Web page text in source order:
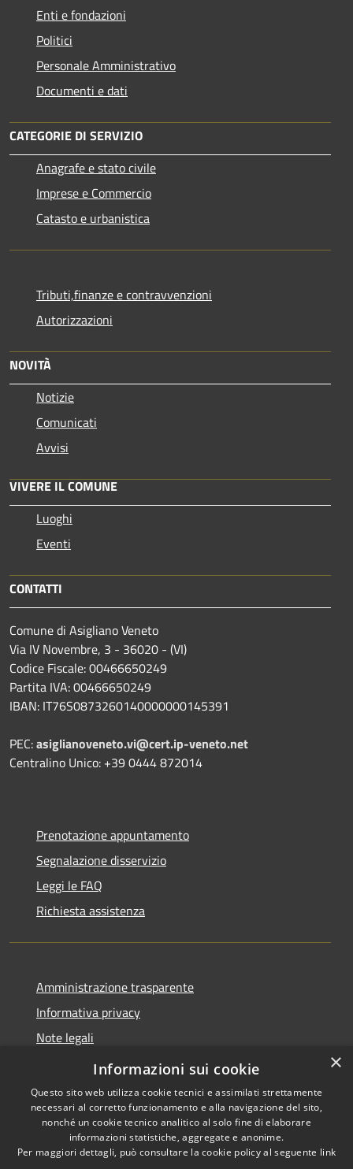
Enti e fondazioni
Politici
Personale Amministrativo
Documenti e dati
CATEGORIE DI SERVIZIO
Anagrafe e stato civile
Imprese e Commercio
Catasto e urbanistica
Tributi,finanze e contravvenzioni
Autorizzazioni
NOVITÀ
Notizie
Comunicati
Avvisi
VIVERE IL COMUNE
Luoghi
Eventi
CONTATTI
Comune di Asigliano Veneto
Via IV Novembre, 3 - 36020 - (VI)
Codice Fiscale: 00466650249
Partita IVA: 00466650249
IBAN: IT76S0873260140000000145391
PEC:asiglianoveneto.vi@cert.ip-veneto.net
Centralino Unico: +39 0444 872014
Prenotazione appuntamento
Segnalazione disservizio
Leggi le FAQ
Richiesta assistenza
Amministrazione trasparente
Informativa privacy
Note legali
Dichiarazione di accessibilità
Accessibilità
Copyright © 2026 • Comune di
Asigliano Veneto • Powered by
×
Informazioni sui cookie
Questo sito web utilizza cookie tecnici e assimilati strettamente
necessari al corretto funzionamento e alla navigazione del sito,
nonché un cookie tecnico analitico al solo fine di elaborare
informazioni statistiche, aggregate e anonime.
Per maggiori dettagli, può consultare la cookie policy al seguente link